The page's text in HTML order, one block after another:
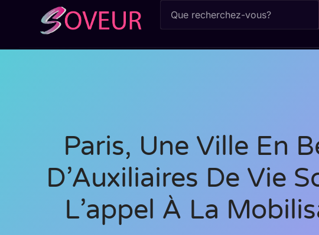
Paris, Une Ville En
D’Auxiliaires De Vie
L’appel À La